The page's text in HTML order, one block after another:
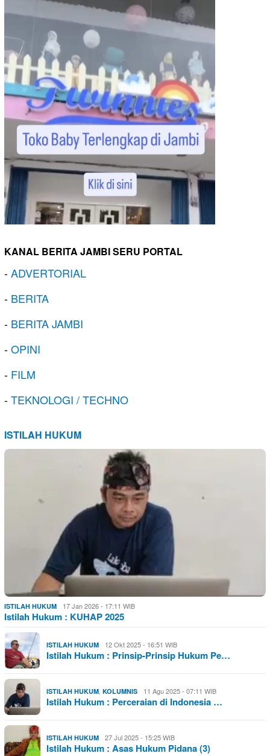
KANAL BERITA JAMBI SERU PORTAL
-ADVERTORIAL
- BERITA
- BERITA JAMBI
-OPINI
- FILM
-TEKNOLOGI / TECHNO
ISTILAH HUKUM
ISTILAH HUKUM 17 Jan 2026 - 17:11 WIB
Istilah Hukum : KUHAP 2025
ISTILAH HUKUM 12 Okt 2025 - 16:51 WIB
Istilah Hukum : Prinsip-Prinsip Hukum Pe…
ISTILAH HUKUM, KOLUMNIS 11 Agu 2025 - 07:11 WIB
Istilah Hukum : Perceraian di Indonesia …
ISTILAH HUKUM 27 Jul 2025 - 15:25 WIB
Istilah Hukum : Asas Hukum Pidana (3)